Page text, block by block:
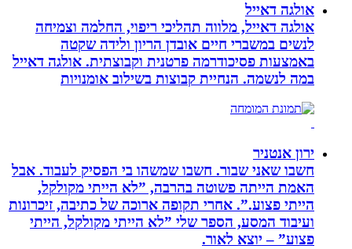
אולגה דאייל
אולגה דאייל, מלווה תהליכי ריפוי, החלמה וצמיחה
לנשים במשברי חיים אובדן הריון ולידה שקטה
באמצעות פסיכודרמה פרטנית וקבוצתית. אולגה דאייל
במה לנשמה. ‏הנחיית קבוצות בשילוב אומנויות‏
ירון אנטניר
חשבו שאני שבור. חשבו שמשהו בי הפסיק לעבוד. אבל
האמת הייתה פשוטה בהרבה, ”לא הייתי מקולקל,
הייתי פצוע.”. אחרי תקופה ארוכה של כתיבה, זיכרונות
ועיבוד המסע, הספר שלי ”לא הייתי מקולקל, הייתי
פצוע” – יוצא לאור.